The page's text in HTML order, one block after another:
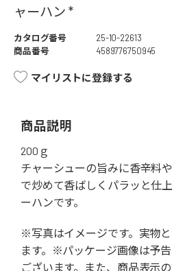
ャーハン *
カタログ番号
25-10-22613
商品番号
4589776750945
マイリストに登録する
商品説明
200ｇ
チャーシューの旨みに香辛料
で炒めて香ばしくパラッと仕
ーハンです。
※写真はイメージです。実物
ます。※パッケージ画像は予
ございます。また、商品表示